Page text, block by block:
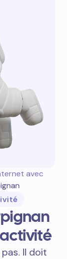
avec
Il doit